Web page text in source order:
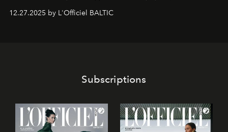
решения для дизайнеров и молодых брендов.
12.27.2025 by L'Officiel BALTIC
Subscriptions